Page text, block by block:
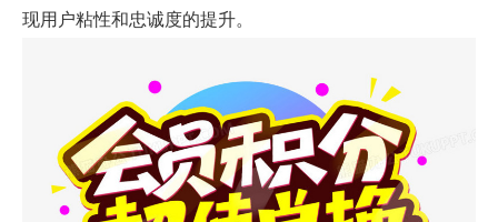
现用户粘性和忠诚度的提升。